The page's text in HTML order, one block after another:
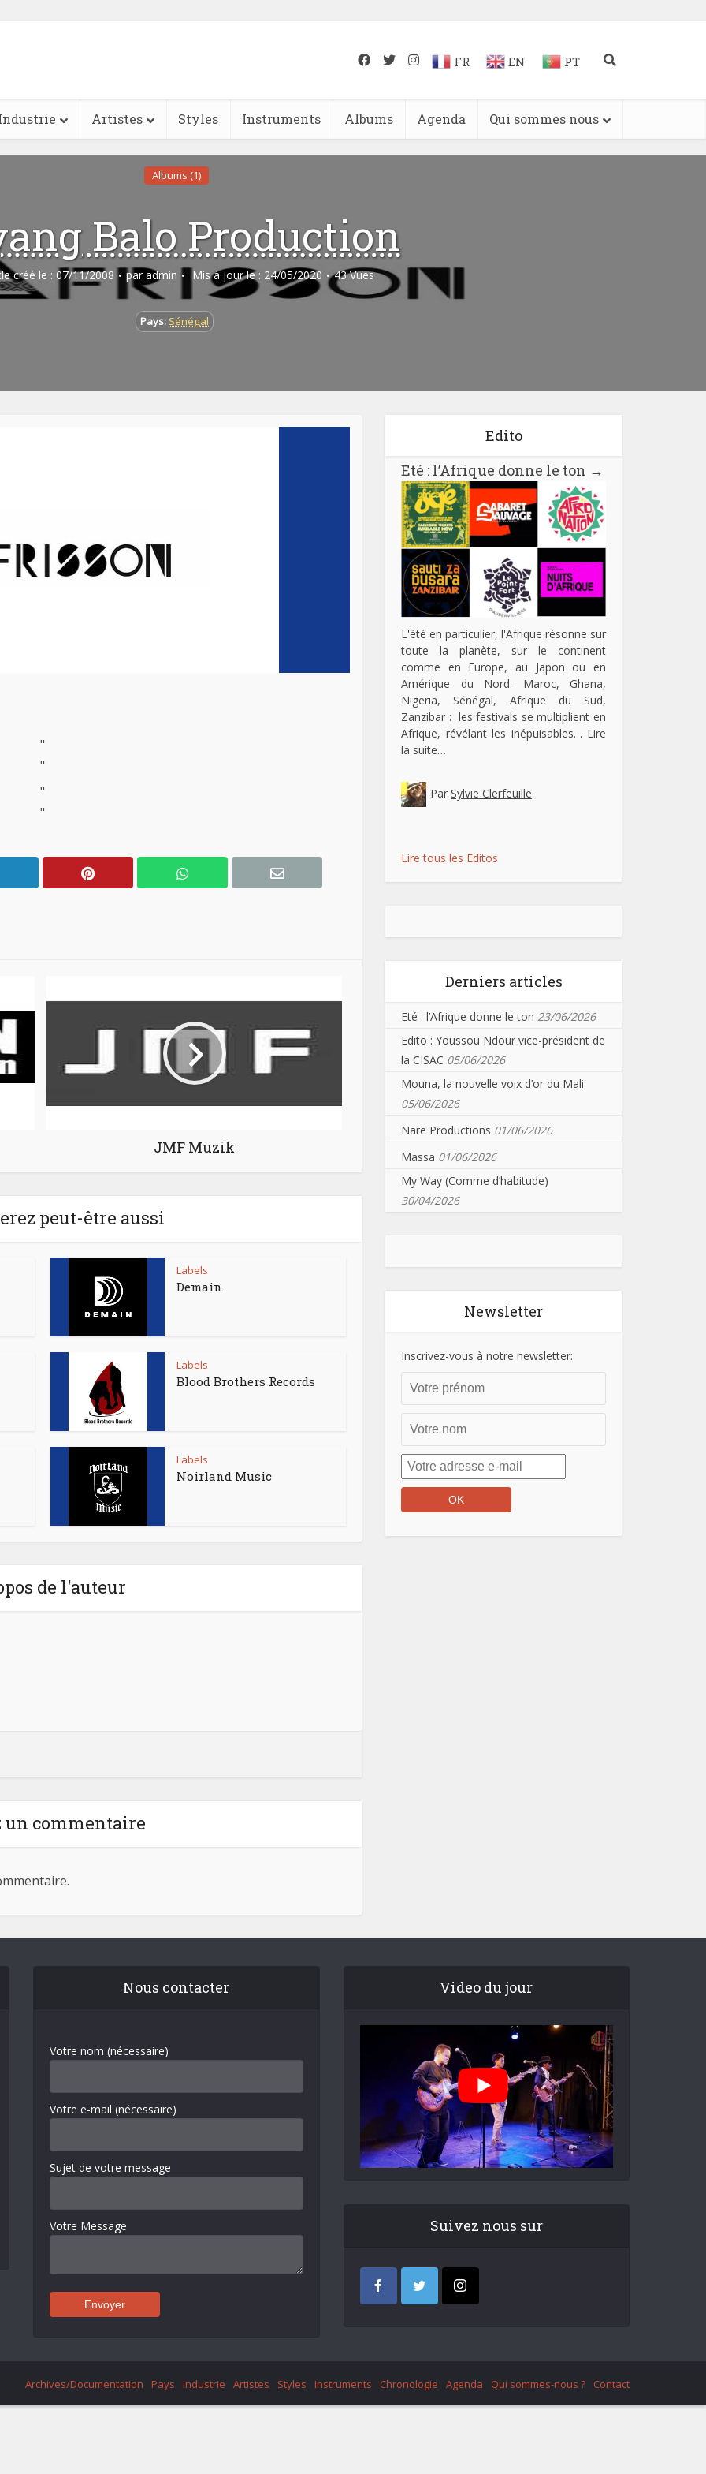
FR EN PT
Artistes Styles Instruments Albums Agenda Qui sommes nous
Albums (1)
Balo Production
créé le : 07/11/2008 par admin Mis à jour le : 24/05/2020 43 Vues
Pays: Sénégal
"
"
"
"
JMF Muzik
peut-être aussi
Labels
Demain
Labels
Blood Brothers Records
Labels
Noirland Music
de l'auteur
un commentaire
Edito
Eté : l’Afrique donne le ton →
L'été en particulier, l'Afrique résonne sur
toute la planète, sur le continent
comme en Europe, au Japon ou en
Amérique du Nord. Maroc, Ghana,
Nigeria, Sénégal, Afrique du Sud,
Zanzibar : les festivals se multiplient en
Afrique, révélant les inépuisables… Lire
la suite…
Par Sylvie Clerfeuille
Lire tous les Editos
Derniers articles
Eté : l’Afrique donne le ton 23/06/2026
Edito : Youssou Ndour vice-président de
la CISAC 05/06/2026
Mouna, la nouvelle voix d’or du Mali
05/06/2026
Nare Productions 01/06/2026
Massa 01/06/2026
My Way (Comme d’habitude)
30/04/2026
Newsletter
Inscrivez-vous à notre newsletter:
Nous contacter
Votre nom (nécessaire)
Votre e-mail (nécessaire)
Sujet de votre message
Votre Message
Video du jour
Suivez nous sur
Archives/Documentation Pays Industrie Artistes Styles Instruments Chronologie Agenda Qui sommes-nous ? Contact